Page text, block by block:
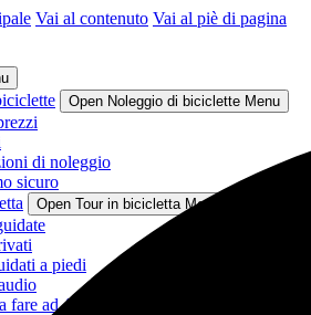
Vai al contenuto Vai al piè di pagina
Open Noleggio di biciclette Menu
di noleggio
sicuro
Open Tour in bicicletta Menu
a piedi
fare ad Amsterdam